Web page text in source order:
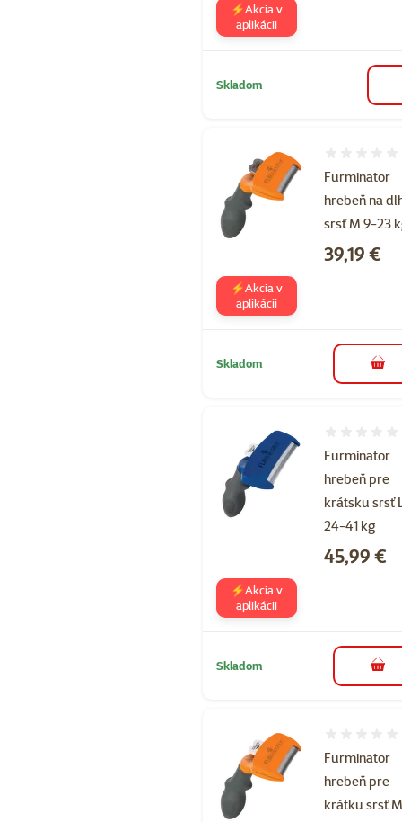
⚡Akcia v
aplikácii
Skladom
Furminator
hrebeň na
srsť M 9-23
Cena
39,19 €
⚡Akcia v
aplikácii
Skladom do
Furminator
hrebeň pre
krátsku srsť
24-41 kg
Cena
45,99 €
⚡Akcia v
aplikácii
Skladom do
Furminator
hrebeň pre
krátku srsť